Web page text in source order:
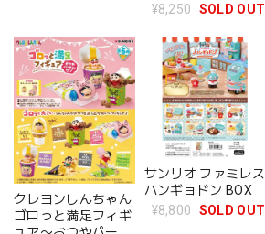
¥8,250
SOLD OUT
クレヨンしんちゃん
ゴロっと満足フィギ
サンリオ ファミレス
ハンギョドン BOX
¥8,800
SOLD OUT